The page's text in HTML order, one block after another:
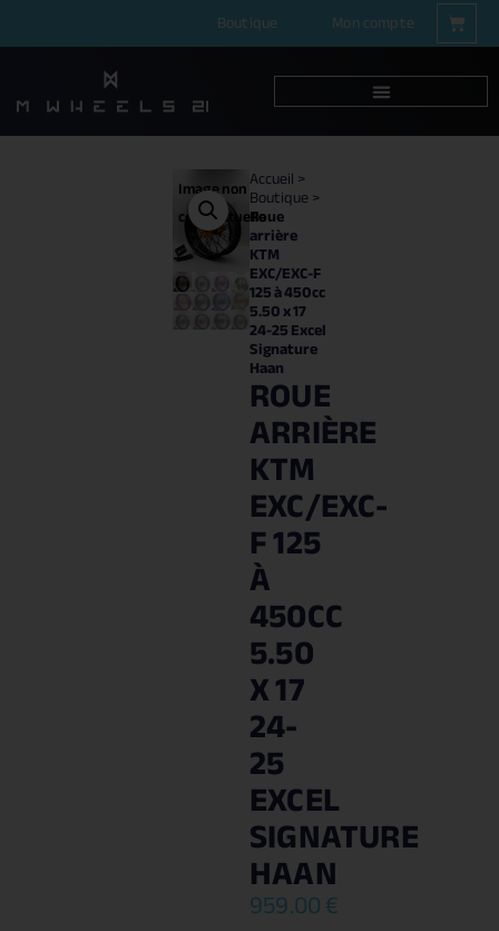
Boutique Mon compte
Image non
contractuelle
Accueil>
Boutique>
Roue
arrière
KTM
EXC/EXC-F
125 à 450cc
5.50 x 17
24-25 Excel
Signature
Haan
ROUE
ARRIÈRE
KTM
EXC/EXC-
F 125
À
450CC
5.50
X 17
24-
25
EXCEL
SIGNATURE
HAAN
959.00€